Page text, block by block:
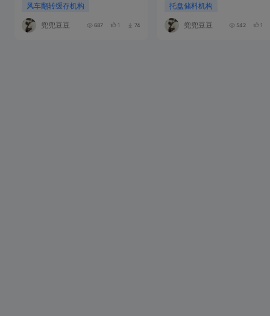
风车翻转缓存机构
兜兜豆豆 687 1 74
托盘储料机构
兜兜豆豆 542 1